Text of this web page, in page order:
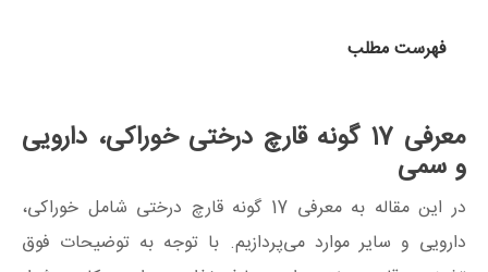
فهرست مطلب
معرفی 17 گونه قارچ درختی خوراکی، دارویی
و سمی
در این مقاله به معرفی 17 گونه قارچ درختی شامل خوراکی،
دارویی و سایر موارد می‌پردازیم. با توجه به توضیحات فوق